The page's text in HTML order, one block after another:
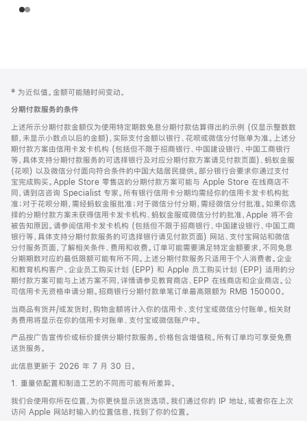
页
页
脚
注
‡ 为近似值。金额可能随时间变动。
分期付款服务的条件
上述所示分期付款金额仅为使用特定期数免息分期付款估算得出的示例 (仅显示整数数
额，未显示小数点以后的金额)，实际支付金额以银行、花呗或微信分付账单为准。上述分
期付款方案由信用卡发卡机构 (包括但不限于招商银行、中国建设银行、中国工商银行
等，具体支持分期付款服务的可选择银行及对应分期付款方案请见付款页面)、蚂蚁金服
(花呗) 以及微信分付面向符合条件的中国大陆居民提供。部分银行会要求你通过支付
宝完成购买。Apple Store 零售店的分期付款方案可能与 Apple Store 在线商店不
同，请到店咨询 Specialist 专家。所有银行信用卡分期均需经你的信用卡发卡机构批
准；对于花呗分期，需经蚂蚁金服批准；对于微信分付分期，需经微信分付批准。如果你选
择的分期付款方案未获得信用卡发卡机构、蚂蚁金服或微信分付的批准，Apple 将不会
被告知原因。请参阅信用卡发卡机构 (包括但不限于招商银行、中国建设银行、中国工商
银行等，具体支持分期付款服务的可选择银行请见付款页面) 网站、支付宝网站和微信
分付服务页面，了解相关条件、费用和收费。订单可能需要满足特定金额要求，不同免息
分期期数对应的最低限额可能有所不同。上述分期付款服务只适用于个人消费者。企业
和教育机构客户、企业员工购买计划 (EPP) 和 Apple 员工购买计划 (EPP) 适用的分
期付款方案可能与上述方案不同，详情请参见教育商店、EPP 在线商店和企业商店。公
司信用卡无资格申请分期。招商银行分期付款单笔订单最高限额为 RMB 150000。
当商品有货并/或发货时，购物金额将计入你的信用卡、支付宝或微信分付账单。相关财
务费用将显示在你的信用卡对账单、支付宝或微信账户中。
产品按广告宣传价或标价提供分期付款服务。价格包含增值税。所有订单均可享受免费
送货服务。
此信息更新于 2026 年 7 月 30 日。
1. 重量依配置和制造工艺的不同而可能有所差异。
我们会使用你所在位置，为你更快显示送货选项。我们通过你的 IP 地址，或者你在上次
访问 Apple 网站时输入的位置信息，找到了你的位置。